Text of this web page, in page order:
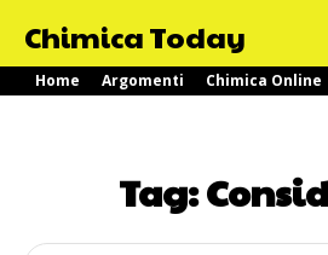
Chimica Today
Home Argomenti Chimica Online
Tag: